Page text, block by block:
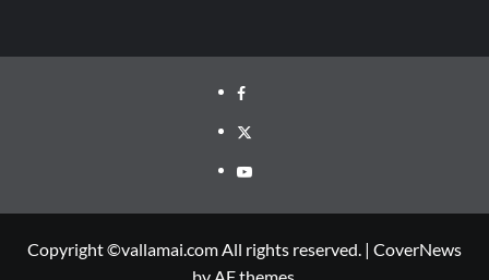
Facebook
Twitter
Youtube
Copyright ©vallamai.com All rights reserved. | CoverNews